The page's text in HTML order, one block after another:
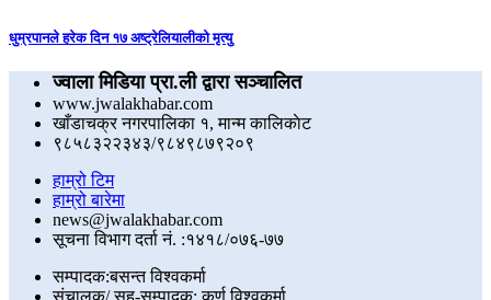
धुम्रपानले हरेक दिन १७ अष्ट्रेलियालीको मृत्यु
ज्वाला मिडिया प्रा.ली द्वारा सञ्चालित
www.jwalakhabar.com
खाँडाचक्र नगरपालिका १, मान्म कालिकाेट
९८५८३२२३४३/९८४९८७९२०९
हाम्रो टिम
हाम्रो बारेमा
news@jwalakhabar.com
सूचना विभाग दर्ता नं. :१४१८/०७६-७७
सम्पादक:बसन्त विश्वकर्मा